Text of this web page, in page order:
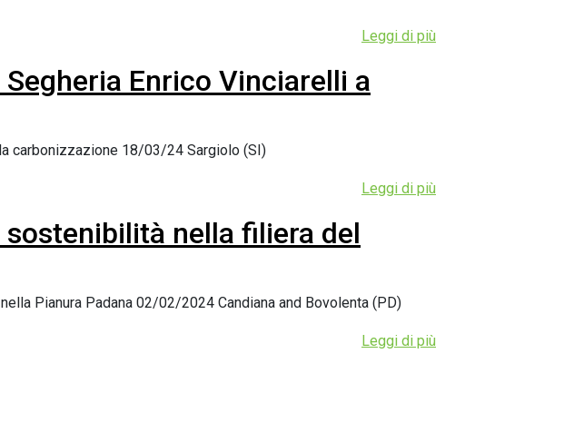
Leggi di più
Enrico Vinciarelli a
carbonizzazione 18/03/24 Sargiolo (SI)
Leggi di più
sostenibilità nella filiera del
Pianura Padana 02/02/2024 Candiana and Bovolenta (PD)
Leggi di più